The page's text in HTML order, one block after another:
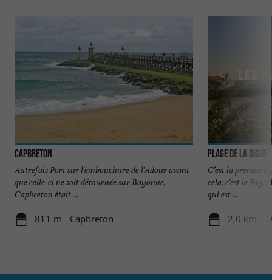
Capbreton
Autrefois Port sur l'embouchure de l'Adour avant
que celle-ci ne soit détournée sur Bayonne,
Capbreton était ...
811 m - Capbreton
Plage de la Digue
C’est la
cela, c’est le Pays
qui est ...
2,0 km -